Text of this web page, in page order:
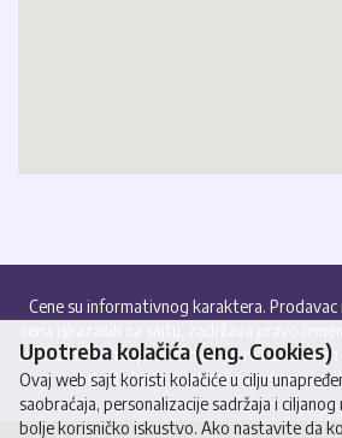
Cene su informativnog karaktera.
artikle, informacije o stanju lagera i aktuelnim
upit. Plaćanje se isključivo vrši
Upotreba kolačića (eng. Cookies)
Ovaj web sajt koristi kolačiće u cilju
saobraćaja, personalizacije sadržaja i
bolje korisničko iskustvo. Ako nastavite da